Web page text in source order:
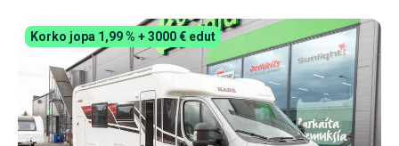
Korko jopa 1,99 % + 3000 € edut